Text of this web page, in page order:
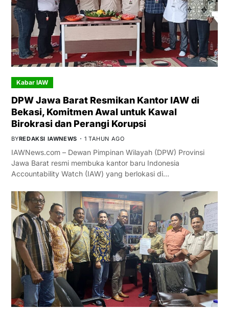
Kabar IAW
DPW Jawa Barat Resmikan Kantor IAW di
Bekasi, Komitmen Awal untuk Kawal
Birokrasi dan Perangi Korupsi
BYREDAKSI IAWNEWS 1 TAHUN AGO
IAWNews.com – Dewan Pimpinan Wilayah (DPW) Provinsi
Jawa Barat resmi membuka kantor baru Indonesia
Accountability Watch (IAW) yang berlokasi di…